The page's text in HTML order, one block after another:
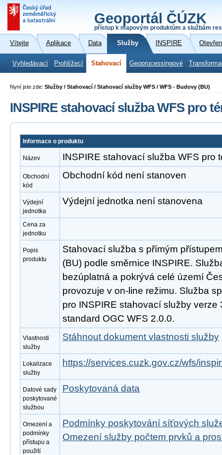
Geoportál ČÚZK
přístup k mapovým produktům a službám
Vítejte Aplikace Data Služby INSPIRE
Vyhledávací Prohlížecí Stahovací Geoprocessingové
Nyní jste zde: Služby / Stahovací / Stahovací služby WFS / WFS - Budovy (BU)
INSPIRE stahovací služba WFS pro
Informace o produktu
Název INSPIRE stahovací služba WFS pro
Obchodní
kód
Obchodní kód není stanoven
Výdejní
jednotka
Výdejní jednotka není stanovena
Cena za
jednotku
Popis
produktu
Stahovací služba s přímým
(BU) podle směrnice INSPIRE.
bezúplatná a pokrývá celé území
provozuje v on-line režimu. Služba
pro INSPIRE stahovací služby verze
standard OGC WFS 2.0.0.
Vlastnosti
služby
Stáhnout dokument vlastnosti služby
Lokalizace
služby
https://services.cuzk.gov.cz/wfs/
Datové sady
poskytované
službou
Poskytovaná data
Omezení a
podmínky
přístupu a
použití
Podmínky poskytování síťových
Omezení služby počtem prvků a